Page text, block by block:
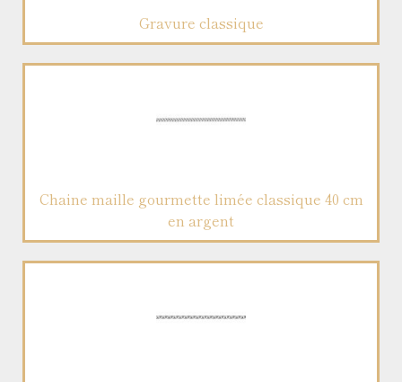
Gravure classique
Chaine maille gourmette limée classique 40 cm
en argent